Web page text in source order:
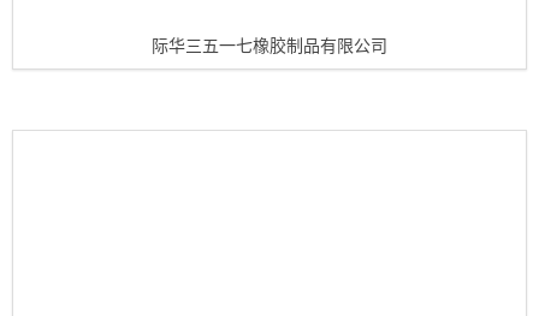
际华三五一七橡胶制品有限公司